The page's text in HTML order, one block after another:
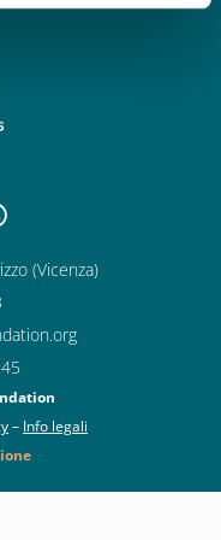
(Vicenza)
– Info legali